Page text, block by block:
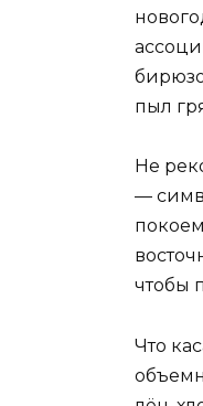
пыл
Не
—
чтобы
Что